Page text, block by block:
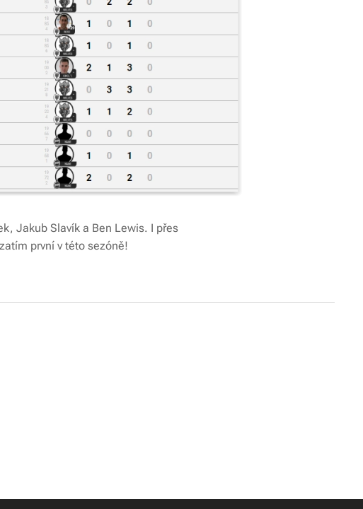
Jakub Slavík a Ben Lewis. I přes
první v této sezóně!